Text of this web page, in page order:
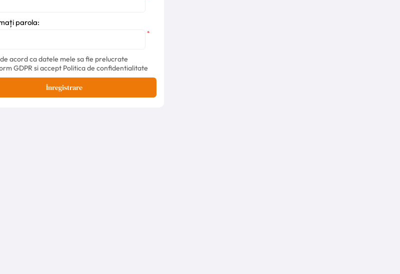
parola:
*
acord ca datele mele sa fie prelucrate
GDPR si accept Politica de confidentialitate
Înregistrare